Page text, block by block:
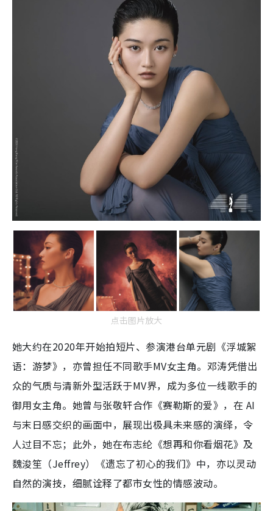
点击图片放大
她大约在2020年开始拍短片、参演港台单元剧《浮城絮
语：游梦》，亦曾担任不同歌手MV女主角。邓涛凭借出
众的气质与清新外型活跃于MV界，成为多位一线歌手的
御用女主角。她曾与张敬轩合作《赛勒斯的爱》，在 AI
与末日感交织的画面中，展现出极具未来感的演绎，令
人过目不忘；此外，她在布志纶《想再和你看烟花》及
魏浚笙（Jeffrey）《遗忘了初心的我们》中，亦以灵动
自然的演技，细腻诠释了都市女性的情感波动。